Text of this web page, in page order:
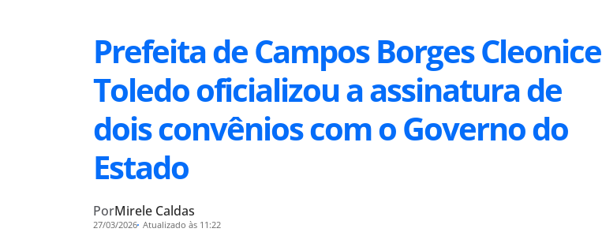
Prefeita de Campos Borges Cleonice
Toledo oficializou a assinatura de
dois convênios com o Governo do
Estado
PorMirele Caldas
27/03/2026 Atualizado às 11:22